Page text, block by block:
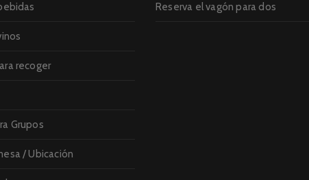
recoger
Grupos
/ Ubicación
Reserva el vagón para dos